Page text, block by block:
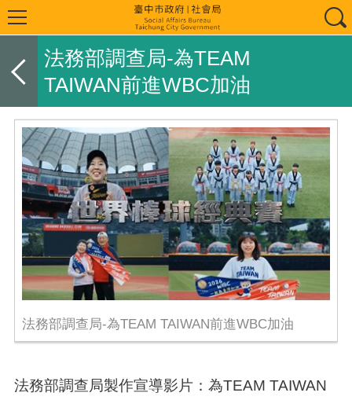
法務部調查局-為TEAM
TAIWAN前進WBC加油
法務部調查局-為TEAM TAIWAN前進WBC加油
法務部調查局製作宣導影片：為TEAM TAIWAN